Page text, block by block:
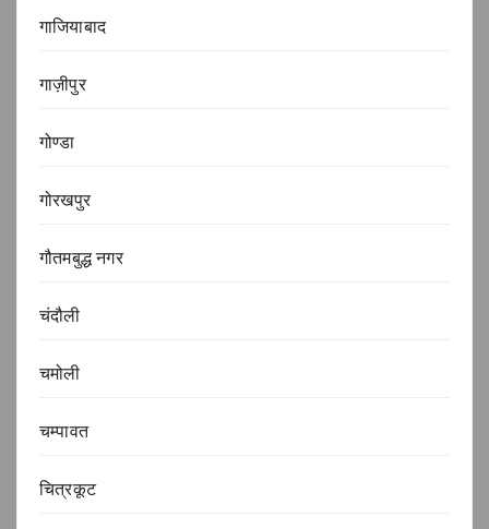
गाजियाबाद
गाज़ीपुर
गोण्डा
गोरखपुर
गौतमबुद्ध नगर
चंदौली
चमोली
चम्पावत
चित्रकूट